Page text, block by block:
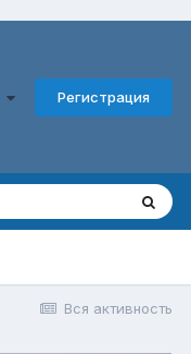
Регистрация
Вся активность